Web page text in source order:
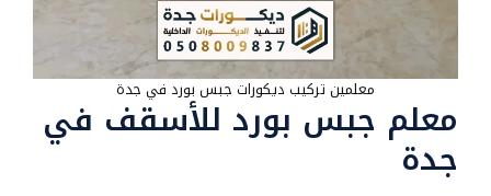
معلمين تركيب ديكورات جبس بورد في جدة
معلم جبس بورد للأسقف في
جدة